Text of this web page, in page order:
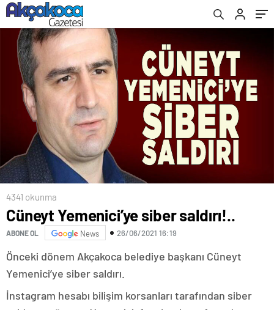
4341 okunma
Cüneyt Yemenici’ye siber saldırı!..
ABONE OL News 26/06/2021 16:19
Önceki dönem Akçakoca belediye başkanı Cüneyt
Yemenici’ye siber saldırı.
İnstagram hesabı bilişim korsanları tarafından siber